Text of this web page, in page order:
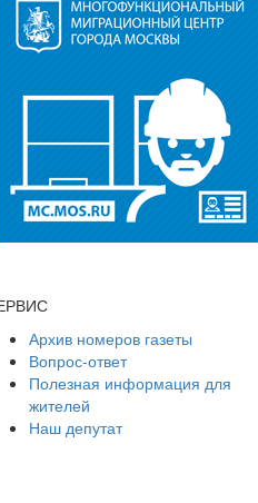
Архив номеров газеты
Вопрос-ответ
Полезная информация для
жителей
Наш депутат